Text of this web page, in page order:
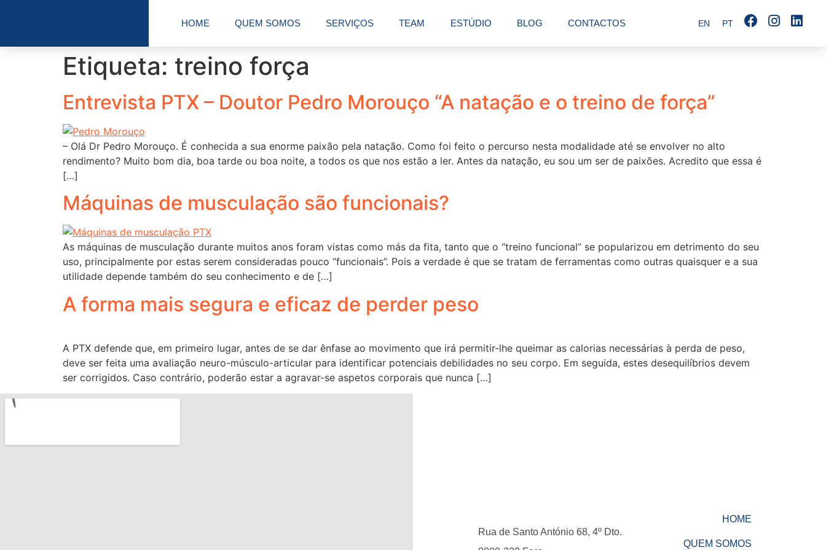
HOME QUEM SOMOS SERVIÇOS TEAM ESTÚDIO BLOG CONTACTOS EN PT
Etiqueta: treino força
Entrevista PTX – Doutor Pedro Morouço “A natação e o treino de força”
– Olá Dr Pedro Morouço. É conhecida a sua enorme paixão pela natação. Como foi feito o percurso nesta modalidade até se envolver no alto
rendimento? Muito bom dia, boa tarde ou boa noite, a todos os que nos estão a ler. Antes da natação, eu sou um ser de paixões. Acredito que essa é
[…]
Máquinas de musculação são funcionais?
As máquinas de musculação durante muitos anos foram vistas como más da fita, tanto que o “treino funcional” se popularizou em detrimento do seu
uso, principalmente por estas serem consideradas pouco “funcionais”. Pois a verdade é que se tratam de ferramentas como outras quaisquer e a sua
utilidade depende também do seu conhecimento e de […]
A forma mais segura e eficaz de perder peso
A PTX defende que, em primeiro lugar, antes de se dar ênfase ao movimento que irá permitir-lhe queimar as calorias necessárias à perda de peso,
deve ser feita uma avaliação neuro-músculo-articular para identificar potenciais debilidades no seu corpo. Em seguida, estes desequilíbrios devem
ser corrigidos. Caso contrário, poderão estar a agravar-se aspetos corporais que nunca […]
Rua de Santo António 68, 4º Dto.
HOME
QUEM SOMOS